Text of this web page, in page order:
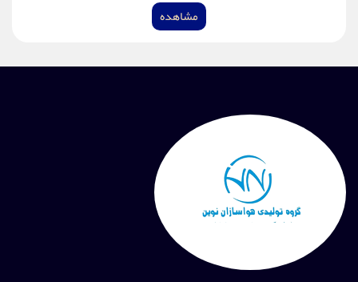
مشاهده